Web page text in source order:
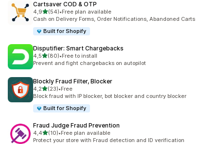
Cartsaver COD & OTP
4,9na 5 gwiazdek
(54)
Łączna liczba recenzji: 54
•Free plan available
Cash on Delivery Forms, Order Notifications, Abandoned Carts
Built for Shopify
Disputifier: Smart Chargebacks
4,5na 5 gwiazdek
(80)
Łączna liczba recenzji: 80
•Free to install
Prevent and fight chargebacks on autopilot
Blockly Fraud Filter, Blocker
4,2na 5 gwiazdek
(23)
Łączna liczba recenzji: 23
•Free
Block fraud with IP blocker, bot blocker and country blocker
Built for Shopify
Fraud Judge Fraud Prevention
4,4na 5 gwiazdek
(10)
Łączna liczba recenzji: 10
•Free plan available
Protect your store with Fraud detection and ID verification